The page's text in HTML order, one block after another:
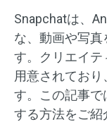
動画エフェク
動画色調整
回転/反転
Snapchatは、
な、動画や写
す。クリエイ
用意されてお
す。この記事
する方法をご紹